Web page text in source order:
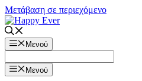
Μετάβαση σε περιεχόμενο
Μενού
Μενού